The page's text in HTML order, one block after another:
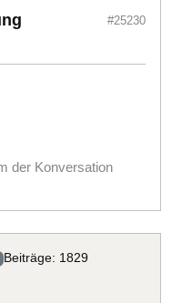
#25230
der Konversation
Beiträge: 1829